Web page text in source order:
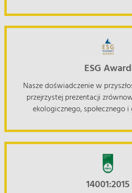
ESG Award
Nasze doświadczenie w
przejrzystej prezentacji
ekologicznego, społecznego
14001:2015